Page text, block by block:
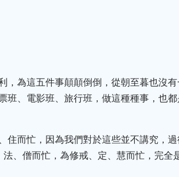
，為這五件事顛顛倒倒，從朝至暮也沒
班、電影班、旅行班，做這種種事，也
住而忙，因為我們對於這些並不講究，
、僧而忙，為修戒、定、慧而忙，完全